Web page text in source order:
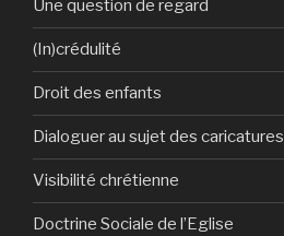
Une question de regard
(In)crédulité
Droit des enfants
Dialoguer au sujet des caricatures
Visibilité chrétienne
Doctrine Sociale de l’Eglise